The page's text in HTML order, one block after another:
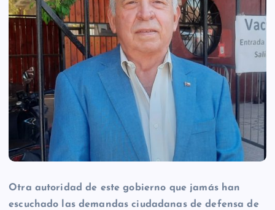
Otra autoridad de este gobierno que jamás han
escuchado las demandas ciudadanas de defensa de